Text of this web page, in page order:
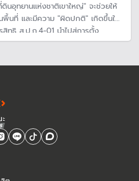
นอุทยานแห่งชาติเขาใหญ่" จะช่วยให้
ในพื้นที่ และมีความ "ผิดปกติ" เกิดขึ้นใน
สิทธิ ส.ป.ก.4-01 นำไปสู่การตั้ง
.ป.ก.โคราช จนในที่สุดในการตั้งคณะ